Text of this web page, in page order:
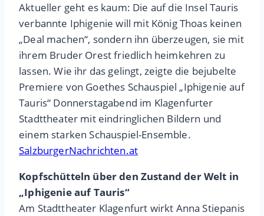
Aktueller geht es kaum: Die auf die Insel Tauris
verbannte Iphigenie will mit König Thoas keinen
„Deal machen“, sondern ihn überzeugen, sie mit
ihrem Bruder Orest friedlich heimkehren zu
lassen. Wie ihr das gelingt, zeigte die bejubelte
Premiere von Goethes Schauspiel „Iphigenie auf
Tauris“ Donnerstagabend im Klagenfurter
Stadttheater mit eindringlichen Bildern und
einem starken Schauspiel-Ensemble.
SalzburgerNachrichten.at
Kopfschütteln über den Zustand der Welt in
„Iphigenie auf Tauris“
Am Stadttheater Klagenfurt wirkt Anna Stiepanis